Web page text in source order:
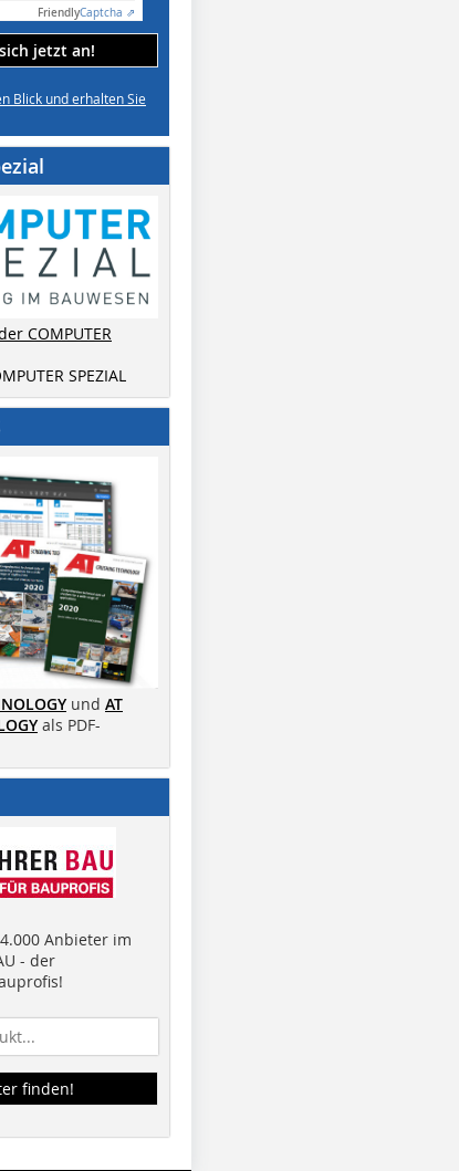
FriendlyCaptcha ⇗
jetzt an!
Blick und erhalten Sie
COMPUTER
SPEZIAL
und AT
als PDF-
Anbieter im
- der
finden!